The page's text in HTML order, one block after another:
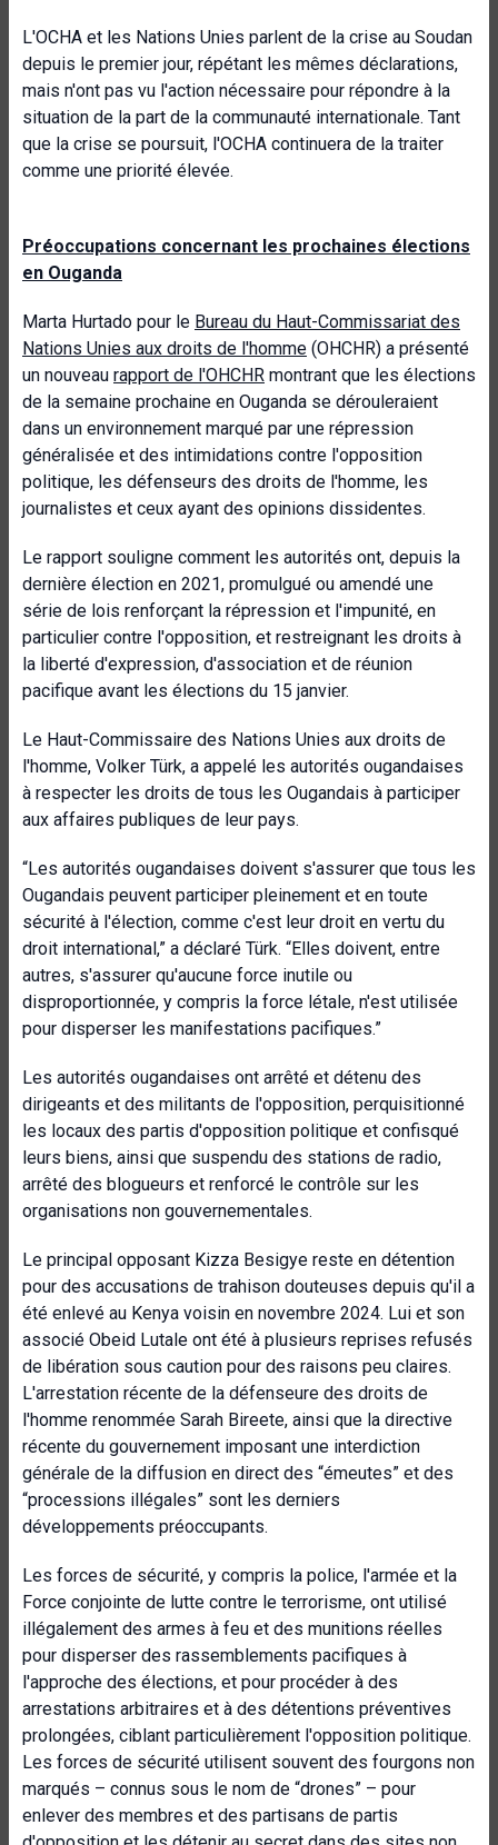
L'OCHA et les Nations Unies parlent de la crise au Soudan
depuis le premier jour, répétant les mêmes déclarations,
mais n'ont pas vu l'action nécessaire pour répondre à la
situation de la part de la communauté internationale. Tant
que la crise se poursuit, l'OCHA continuera de la traiter
comme une priorité élevée.
Préoccupations concernant les prochaines élections
en Ouganda
Marta Hurtado pour le Bureau du Haut-Commissariat des
Nations Unies aux droits de l'homme (OHCHR) a présenté
un nouveau rapport de l'OHCHR montrant que les élections
de la semaine prochaine en Ouganda se dérouleraient
dans un environnement marqué par une répression
généralisée et des intimidations contre l'opposition
politique, les défenseurs des droits de l'homme, les
journalistes et ceux ayant des opinions dissidentes.
Le rapport souligne comment les autorités ont, depuis la
dernière élection en 2021, promulgué ou amendé une
série de lois renforçant la répression et l'impunité, en
particulier contre l'opposition, et restreignant les droits à
la liberté d'expression, d'association et de réunion
pacifique avant les élections du 15 janvier.
Le Haut-Commissaire des Nations Unies aux droits de
l'homme, Volker Türk, a appelé les autorités ougandaises
à respecter les droits de tous les Ougandais à participer
aux affaires publiques de leur pays.
“Les autorités ougandaises doivent s'assurer que tous les
Ougandais peuvent participer pleinement et en toute
sécurité à l'élection, comme c'est leur droit en vertu du
droit international,” a déclaré Türk. “Elles doivent, entre
autres, s'assurer qu'aucune force inutile ou
disproportionnée, y compris la force létale, n'est utilisée
pour disperser les manifestations pacifiques.”
Les autorités ougandaises ont arrêté et détenu des
dirigeants et des militants de l'opposition, perquisitionné
les locaux des partis d'opposition politique et confisqué
leurs biens, ainsi que suspendu des stations de radio,
arrêté des blogueurs et renforcé le contrôle sur les
organisations non gouvernementales.
Le principal opposant Kizza Besigye reste en détention
pour des accusations de trahison douteuses depuis qu'il a
été enlevé au Kenya voisin en novembre 2024. Lui et son
associé Obeid Lutale ont été à plusieurs reprises refusés
de libération sous caution pour des raisons peu claires.
L'arrestation récente de la défenseure des droits de
l'homme renommée Sarah Bireete, ainsi que la directive
récente du gouvernement imposant une interdiction
générale de la diffusion en direct des “émeutes” et des
“processions illégales” sont les derniers
développements préoccupants.
Les forces de sécurité, y compris la police, l'armée et la
Force conjointe de lutte contre le terrorisme, ont utilisé
illégalement des armes à feu et des munitions réelles
pour disperser des rassemblements pacifiques à
l'approche des élections, et pour procéder à des
arrestations arbitraires et à des détentions préventives
prolongées, ciblant particulièrement l'opposition politique.
Les forces de sécurité utilisent souvent des fourgons non
marqués – connus sous le nom de “drones” – pour
enlever des membres et des partisans de partis